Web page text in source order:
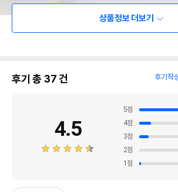
상품정보 더보기
후기 총 37건 후기작
4.5
5점
4점
3점
2점
1 점